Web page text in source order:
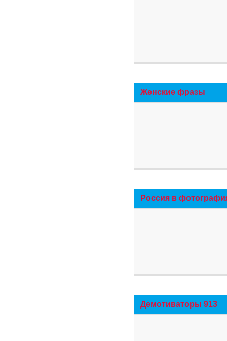
Женские фразы
Россия в
Демотиваторы 913